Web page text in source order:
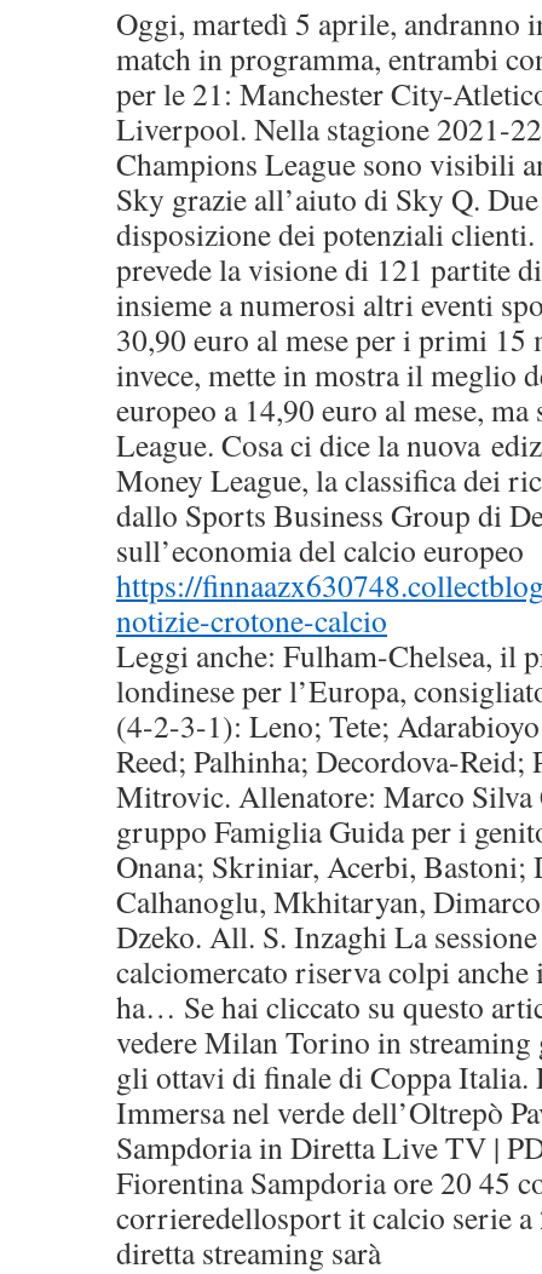
Oggi, martedì 5 aprile, andranno
match in programma, entrambi
per le 21: Manchester City-
Liverpool. Nella stagione 2021-
Champions League sono visibili
Sky grazie all’aiuto di Sky Q.
disposizione dei potenziali
prevede la visione di 121 partite
insieme a numerosi altri eventi
30,90 euro al mese per i primi 15
invece, mette in mostra il meglio
europeo a 14,90 euro al mese, ma
League. Cosa ci dice la nuova
Money League, la classifica dei
dallo Sports Business Group di
sull’economia del calcio europeo
https://
notizie-crotone-calcio
Leggi anche: Fulham-Chelsea, il
londinese per l’Europa,
(4-2-3-1): Leno; Tete;
Reed; Palhinha; Decordova-Reid;
Mitrovic. Allenatore: Marco
gruppo Famiglia Guida per i
Onana; Skriniar, Acerbi, Bastoni;
Calhanoglu, Mkhitaryan,
Dzeko. All. S. Inzaghi La
calciomercato riserva colpi
ha… Se hai cliccato su questo
vedere Milan Torino in streaming
gli ottavi di finale di Coppa Italia.
Immersa nel verde dell’Oltrepò
Sampdoria in Diretta Live TV |
Fiorentina Sampdoria ore 20 45
corrieredellosport it calcio serie
diretta streaming sarà